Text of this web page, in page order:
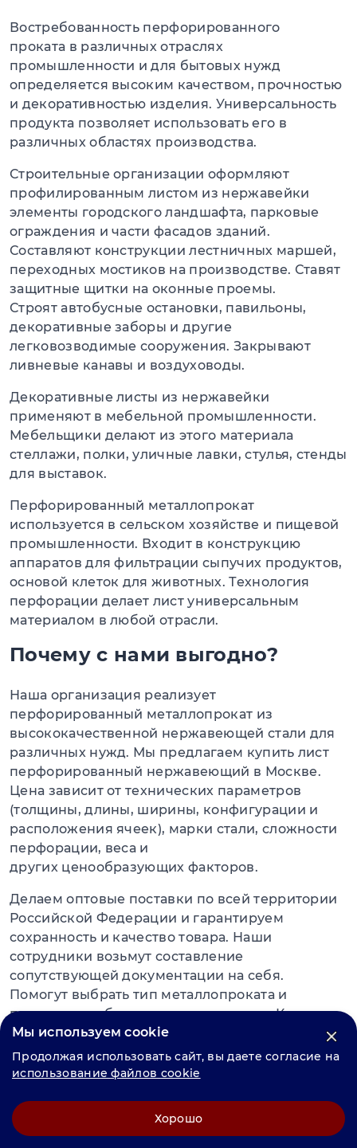
Востребованность перфорированного
проката в различных отраслях
промышленности и для бытовых нужд
определяется высоким качеством, прочностью
и декоративностью изделия. Универсальность
продукта позволяет использовать его в
различных областях производства.
Строительные организации оформляют
профилированным листом из нержавейки
элементы городского ландшафта, парковые
ограждения и части фасадов зданий.
Составляют конструкции лестничных маршей,
переходных мостиков на производстве. Ставят
защитные щитки на оконные проемы.
Строят автобусные остановки, павильоны,
декоративные заборы и другие
легковозводимые сооружения. Закрывают
ливневые канавы и воздуховоды.
Декоративные листы из нержавейки
применяют в мебельной промышленности.
Мебельщики делают из этого материала
стеллажи, полки, уличные лавки, стулья, стенды
для выставок.
Перфорированный металлопрокат
используется в сельском хозяйстве и пищевой
промышленности. Входит в конструкцию
аппаратов для фильтрации сыпучих продуктов,
основой клеток для животных. Технология
перфорации делает лист универсальным
материалом в любой отрасли.
Почему с нами выгодно?
Наша организация реализует
перфорированный металлопрокат из
высококачественной нержавеющей стали для
различных нужд. Мы предлагаем купить лист
перфорированный нержавеющий в Москве.
Цена зависит от технических параметров
(толщины, длины, ширины, конфигурации и
расположения ячеек), марки стали, сложности
перфорации, веса и
других ценообразующих факторов.
Делаем оптовые поставки по всей территории
Российской Федерации и гарантируем
сохранность и качество товара. Наши
сотрудники возьмут составление
сопутствующей документации на себя.
Помогут выбрать тип металлопроката и
подсчитают общую стоимость услуги. Клиент
может самостоятельно забрать товар в пунктах
выдачи наших филиалов либо заказать
доставку до адресата.
Вы можете позвонить менеджерам в любое
время и проконтролировать весь путь
Мы используем cookie
Продолжая использовать сайт, вы даете согласие на
использование файлов cookie
Хорошо